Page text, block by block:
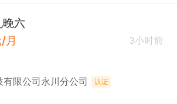
六
月
3小时前
限公司永川分公司 认证